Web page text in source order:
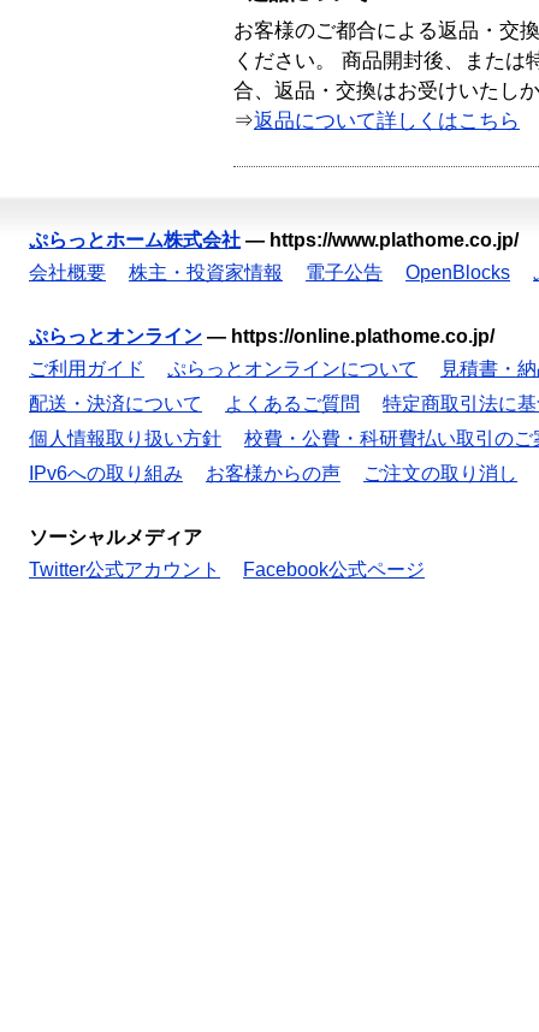
お客様のご都合による返品・交
ください。 商品開封後、または
合、返品・交換はお受けいたし
⇒返品について詳しくはこちら
ぷらっとホーム株式会社 — https://www.plathome.co.jp/
会社概要
株主・投資家情報 電子公告 OpenBlocks
ぷらっとオンライン — https://online.plathome.co.jp/
ご利用ガイド
ぷらっとオンラインについて
見積書・
配送・決済について
よくあるご質問
特定商取引法に
個人情報取り扱い方針
校費・公費・科研費払い取引のご
IPv6への取り組み
お客様からの声 ご注文の取り消し
ソーシャルメディア
Twitter公式アカウント
Facebook公式ページ